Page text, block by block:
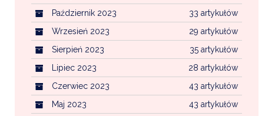
33 artykułów
Październik 2023
29 artykułów
Wrzesień 2023
35 artykułów
Sierpień 2023
28 artykułów
Lipiec 2023
43 artykułów
Czerwiec 2023
43 artykułów
Maj 2023